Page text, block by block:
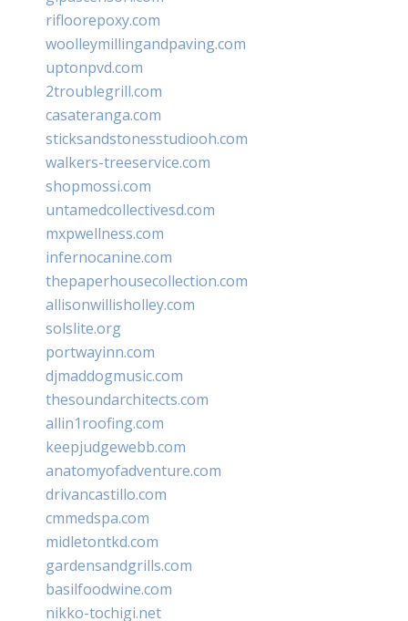
rifloorepoxy.com
woolleymillingandpaving.com
uptonpvd.com
2troublegrill.com
casateranga.com
sticksandstonesstudiooh.com
walkers-treeservice.com
shopmossi.com
untamedcollectivesd.com
mxpwellness.com
infernocanine.com
thepaperhousecollection.com
allisonwillisholley.com
solslite.org
portwayinn.com
djmaddogmusic.com
thesoundarchitects.com
allin1roofing.com
keepjudgewebb.com
anatomyofadventure.com
drivancastillo.com
cmmedspa.com
midletontkd.com
gardensandgrills.com
basilfoodwine.com
nikko-tochigi.net